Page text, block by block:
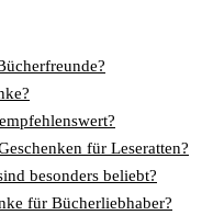
für Leseratten?
besonders beliebt?
für Bücherliebhaber?